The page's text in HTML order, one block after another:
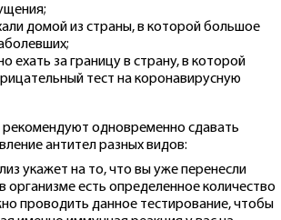
домой из страны, в которой большое
ехать за границу в страну, в которой
тест на коронавирусную
рекомендуют одновременно сдавать
антител разных видов:
укажет на то, что вы уже перенесли
организме есть определенное количество
проводить данное тестирование, чтобы